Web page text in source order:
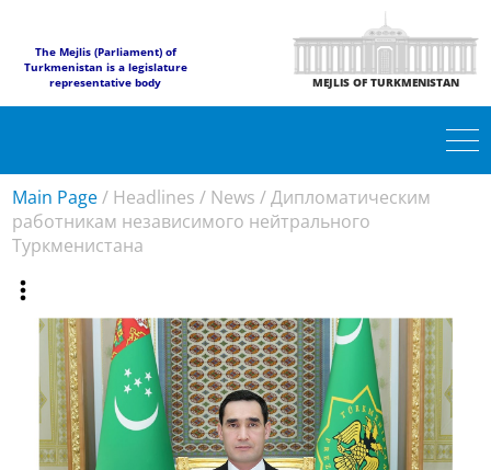
The Mejlis (Parliament) of
Turkmenistan is a legislature
representative body
MEJLIS OF TURKMENISTAN
Main Page/ Headlines / News /Дипломатическим
работникам независимого нейтрального
Туркменистана